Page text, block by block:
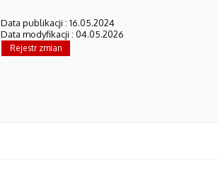
Data publikacji : 16.05.2024
Data modyfikacji : 04.05.2026
Rejestr zmian